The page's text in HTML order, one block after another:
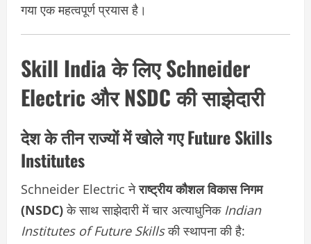
गया एक महत्वपूर्ण प्रयास है।
Skill India के लिए Schneider
Electric और NSDC की साझेदारी
देश के तीन राज्यों में खोले गए Future Skills
Institutes
Schneider Electric नेराष्ट्रीय कौशल विकास निगम
(NSDC)के साथ साझेदारी में चार अत्याधुनिक Indian
Institutes of Future Skillsकी स्थापना की है: